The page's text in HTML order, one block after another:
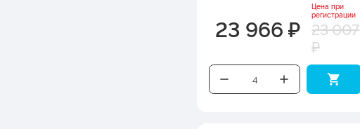
23 966 ₽
Цена при
регистрации
23 007
₽